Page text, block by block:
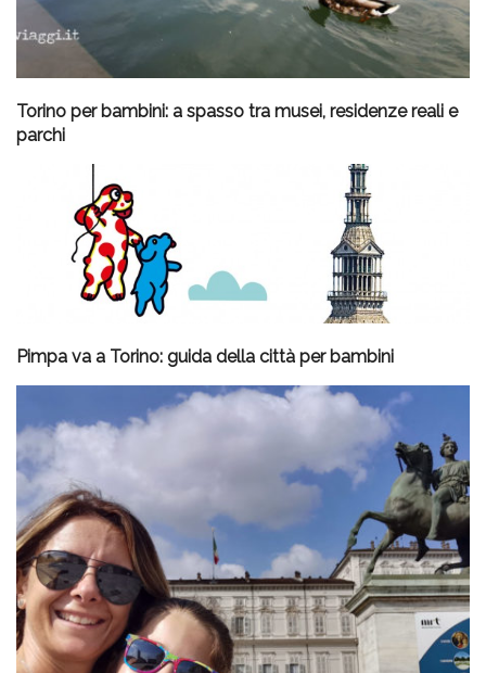
Torino per bambini: a spasso tra musei, residenze reali e
parchi
Pimpa va a Torino: guida della città per bambini